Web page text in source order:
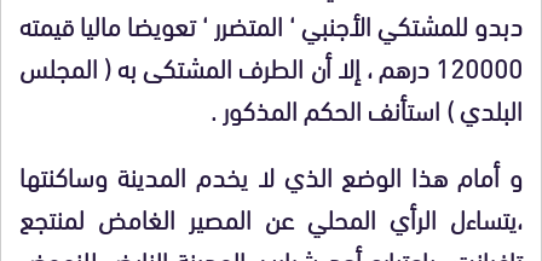
دبدو للمشتكي الأجنبي ‘ المتضرر ‘ تعويضا ماليا قيمته
120000 درهم ، إلا أن الطرف المشتكى به ( المجلس
البلدي ) استأنف الحكم المذكور .
و أمام هذا الوضع الذي لا يخدم المدينة وساكنتها
،يتساءل الرأي المحلي عن المصير الغامض لمنتجع